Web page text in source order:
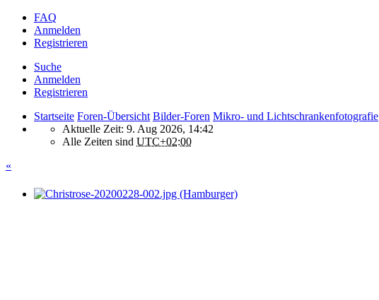
FAQ
Anmelden
Registrieren
Suche
Anmelden
Registrieren
Startseite Foren-Übersicht Bilder-Foren Mikro- und Lichtschrankenfotografie
Aktuelle Zeit: 9. Aug 2026, 14:42
Alle Zeiten sind UTC+02:00
«